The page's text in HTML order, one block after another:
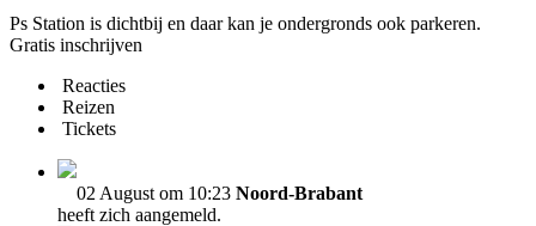
Ps Station is dichtbij en daar kan je ondergronds ook parkeren.
Gratis inschrijven
Reacties
Reizen
Tickets
02 August om 10:23 Noord-Brabant
heeft zich aangemeld.